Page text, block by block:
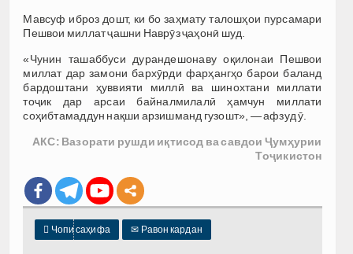
Мавсуф иброз дошт, ки бо заҳмату талошҳои пурсамари
Пешвои миллат ҷашни Наврӯз ҷаҳонӣ шуд.
«Чунин ташаббуси дурандешонаву оқилонаи Пешвои
миллат дар замони бархӯрди фарҳангҳо барои баланд
бардоштани ҳуввияти миллӣ ва шинохтани миллати
тоҷик дар арсаи байналмилалӣ ҳамчун миллати
соҳибтамаддун нақши арзишманд гузошт», — афзуд ӯ.
АКС: Вазорати рушди иқтисод ва савдои Ҷумҳурии
Тоҷикистон
 Чопи саҳифа ✉ Равон кардан